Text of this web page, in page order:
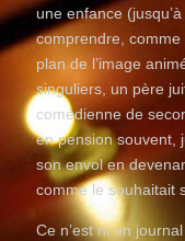
une enfance
comprendre,
plan de l’image
singuliers, un père
comédienne de
en pension souvent,
son envol en
comme le souhaitait
Ce n’est ni un